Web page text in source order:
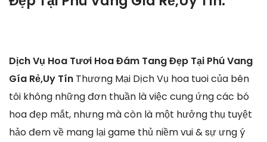
Dịch Vụ Hoa Tươi Hoa Đám Tang Đẹp Tại Phú Vang
Gía Rẻ,Uy Tín Thương Mại Dịch Vụ hoa tuoi của bên
tôi không những đơn thuần là việc cung ứng các bó
hoa đẹp mắt, nhưng mà còn là một hưởng thụ tuyệt
hảo đem về mang lại game thủ niềm vui & sự ưng ý